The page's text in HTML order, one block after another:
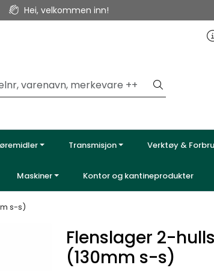
Hei, velkommen inn!
Transmisjon Verktøy &
Maskiner Kontor og kantineprodukter
s-s)
Flenslager 2-
(130mm s-s)